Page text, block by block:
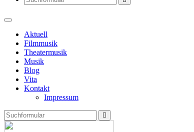
Aktuell
Filmmusik
Theatermusik
Musik
Blog
Vita
Kontakt
Impressum
Search